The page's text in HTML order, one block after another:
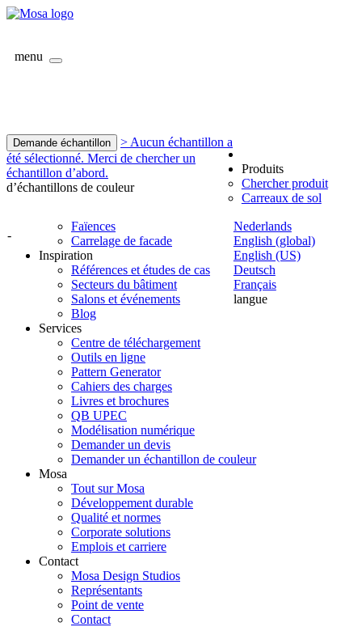
menu
Demande échantillon
> Aucun échantillon a
été sélectionné. Merci de chercher un
échantillon d’abord.
d’échantillons de couleur
-
Nederlands
English (global)
English (US)
Deutsch
Français
langue
Produits
Chercher produit
Carreaux de sol
Faïences
Carrelage de facade
Inspiration
Références et études de cas
Secteurs du bâtiment
Salons et événements
Blog
Services
Centre de téléchargement
Outils en ligne
Pattern Generator
Cahiers des charges
Livres et brochures
QB UPEC
Modélisation numérique
Demander un devis
Demander un échantillon de couleur
Mosa
Tout sur Mosa
Développement durable
Qualité et normes
Corporate solutions
Emplois et carriere
Contact
Mosa Design Studios
Représentants
Point de vente
Contact